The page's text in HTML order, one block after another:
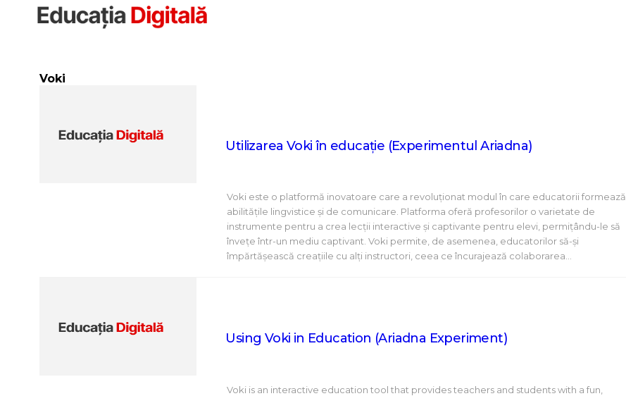
Voki
Utilizarea Voki în educație (Experimentul Ariadna)
Voki este o platformă inovatoare care a revoluționat modul în care educatorii formează
abilitățile lingvistice și de comunicare. Platforma oferă profesorilor o varietate de
instrumente pentru a crea lecții interactive și captivante pentru elevi, permițându-le să
învețe într-un mediu captivant. Voki permite, de asemenea, educatorilor să-și
împărtășească creațiile cu alți instructori, ceea ce încurajează colaborarea…
Using Voki in Education (Ariadna Experiment)
Voki is an interactive education tool that provides teachers and students with a fun,